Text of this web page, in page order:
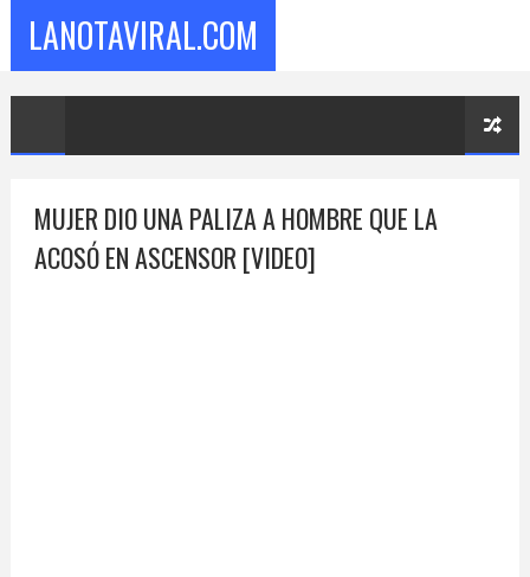
LANOTAVIRAL.COM
MUJER DIO UNA PALIZA A HOMBRE QUE LA
ACOSÓ EN ASCENSOR [VIDEO]